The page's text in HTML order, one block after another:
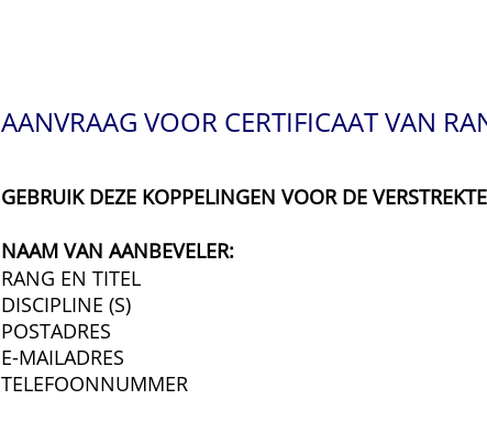
AANVRAAG VOOR CERTIFICAAT VAN
GEBRUIK DEZE KOPPELINGEN VOOR DE
NAAM VAN AANBEVELER:
RANG EN TITEL
DISCIPLINE (S)
POSTADRES
E-MAILADRES
TELEFOONNUMMER